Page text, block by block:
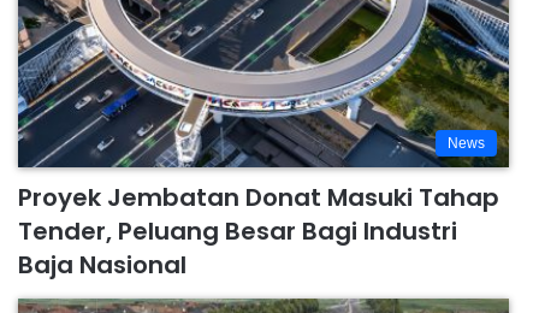
News
Proyek Jembatan Donat Masuki Tahap
Tender, Peluang Besar Bagi Industri
Baja Nasional